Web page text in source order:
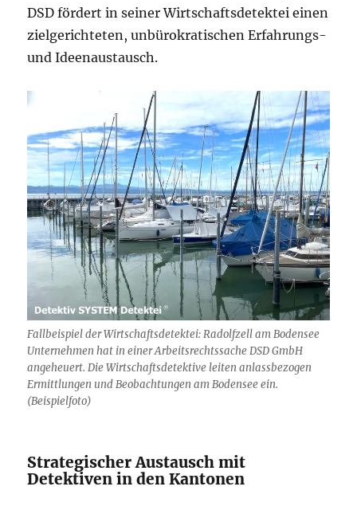
DSD fördert in seiner Wirtschaftsdetektei einen
zielgerichteten, unbürokratischen Erfahrungs-
und Ideenaustausch.
Fallbeispiel der Wirtschaftsdetektei: Radolfzell am Bodensee
Unternehmen hat in einer Arbeitsrechtssache DSD GmbH
angeheuert. Die Wirtschaftsdetektive leiten anlassbezogen
Ermittlungen und Beobachtungen am Bodensee ein.
(Beispielfoto)
Strategischer Austausch mit
Detektiven in den Kantonen